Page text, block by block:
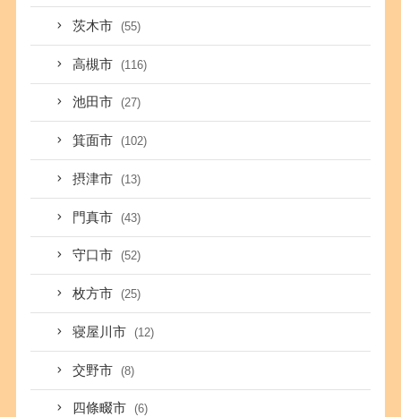
茨木市 (55)
高槻市 (116)
池田市 (27)
箕面市 (102)
摂津市 (13)
門真市 (43)
守口市 (52)
枚方市 (25)
寝屋川市 (12)
交野市 (8)
四條畷市 (6)